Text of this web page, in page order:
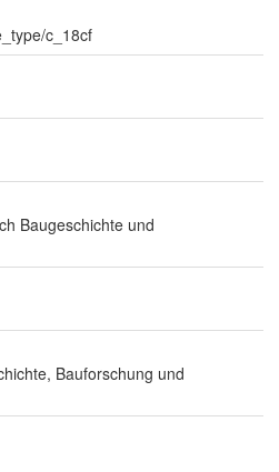
c_18cf
Baugeschichte und
Bauforschung und